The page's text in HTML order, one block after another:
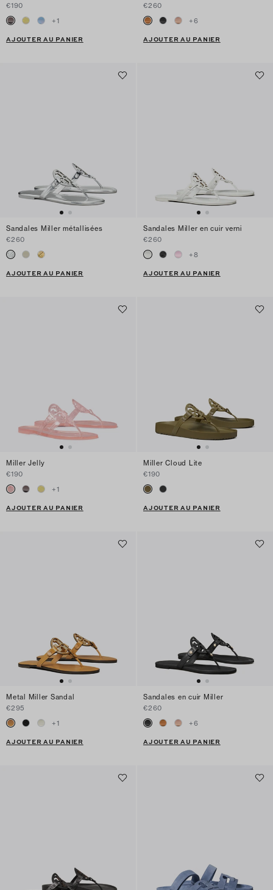
€190
+1
AJOUTER AU PANIER
€260
+6
AJOUTER AU PANIER
Sandales Miller métallisées
€260
AJOUTER AU PANIER
Sandales Miller en cuir verni
€260
+8
AJOUTER AU PANIER
Miller Jelly
€190
+1
AJOUTER AU PANIER
Miller Cloud Lite
€190
AJOUTER AU PANIER
Metal Miller Sandal
€295
+1
AJOUTER AU PANIER
Sandales en cuir Miller
€260
+6
AJOUTER AU PANIER